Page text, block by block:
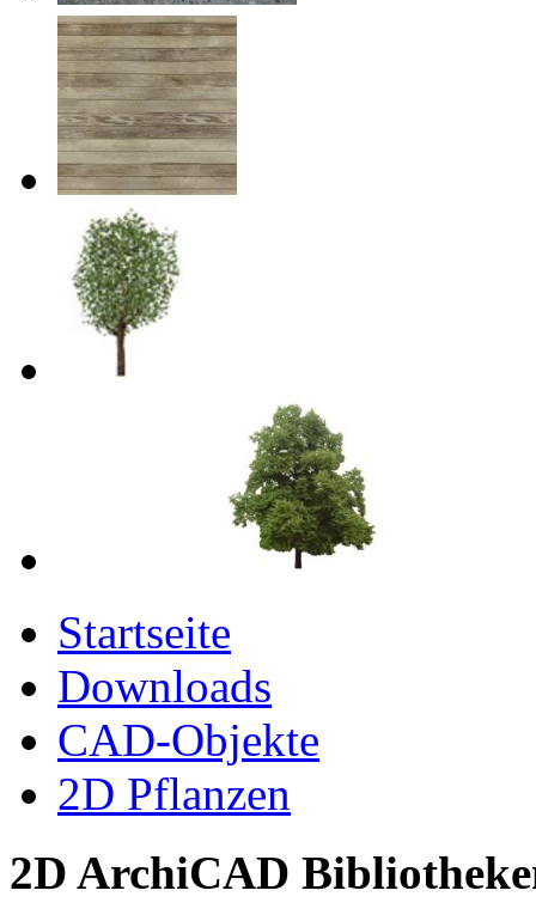
Startseite
Downloads
CAD-Objekte
2D Pflanzen
2D ArchiCAD